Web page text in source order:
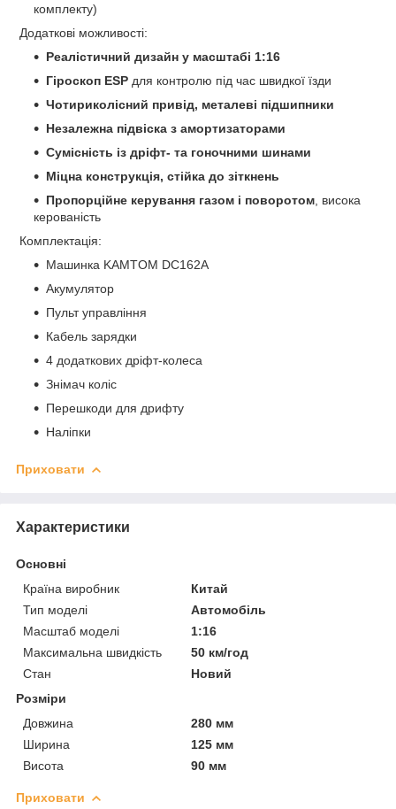
комплекту)
Додаткові можливості:
Реалістичний дизайн у масштабі 1:16
Гіроскоп ESP для контролю під час швидкої їзди
Чотириколісний привід, металеві підшипники
Незалежна підвіска з амортизаторами
Сумісність із дріфт- та гоночними шинами
Міцна конструкція, стійка до зіткнень
Пропорційне керування газом і поворотом , висока
керованість
Комплектація:
Машинка KAMTOM DC162A
Акумулятор
Пульт управління
Кабель зарядки
4 додаткових дріфт-колеса
Знімач коліс
Перешкоди для дрифту
Наліпки
Приховати
Характеристики
Основні
Країна виробник
Китай
Тип моделі
Автомобіль
Масштаб моделі
1:16
Максимальна швидкість
50 км/год
Стан
Новий
Розміри
Довжина
280 мм
Ширина
125 мм
Висота
90 мм
Приховати